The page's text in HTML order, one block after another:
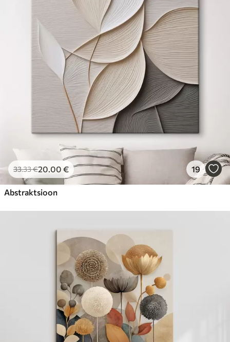
33.33€20.00 € 19
Abstraktsioon